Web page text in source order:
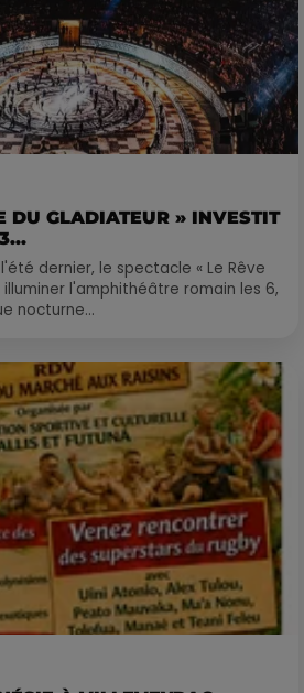
DU GLADIATEUR » INVESTIT
dernier, le spectacle « Le Rêve
l'amphithéâtre romain les 6,
nocturne...